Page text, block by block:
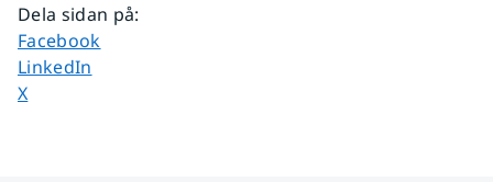
Dela sidan på:
Dela sidan på
Facebook
Dela sidan på
LinkedIn
Dela sidan på
X